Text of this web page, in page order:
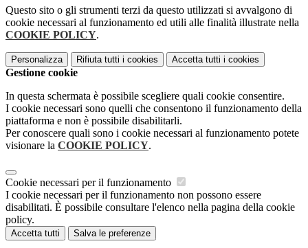
Questo sito o gli strumenti terzi da questo utilizzati si avvalgono di
cookie necessari al funzionamento ed utili alle finalità illustrate nella
COOKIE POLICY.
Personalizza Rifiuta tutti i cookies Accetta tutti i cookies
Gestione cookie
In questa schermata è possibile scegliere quali cookie consentire.
I cookie necessari sono quelli che consentono il funzionamento della
piattaforma e non è possibile disabilitarli.
Per conoscere quali sono i cookie necessari al funzionamento potete
visionare la COOKIE POLICY.
Cookie necessari per il funzionamento
I cookie necessari per il funzionamento non possono essere
disabilitati. È possibile consultare l'elenco nella pagina della cookie
policy.
Accetta tutti Salva le preferenze